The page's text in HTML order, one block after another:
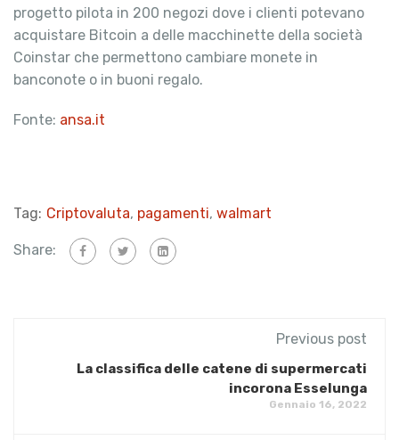
progetto pilota in 200 negozi dove i clienti potevano
acquistare Bitcoin a delle macchinette della società
Coinstar che permettono cambiare monete in
banconote o in buoni regalo.
Fonte: ansa.it
Tag: Criptovaluta, pagamenti, walmart
Share:
Previous post
La classifica delle catene di supermercati
incorona Esselunga
Gennaio 16, 2022